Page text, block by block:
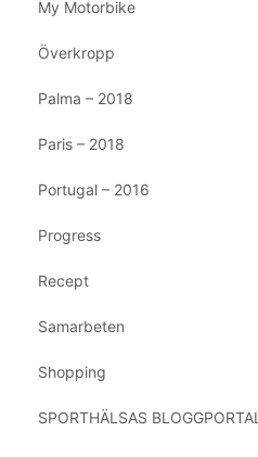
My Motorbike
Överkropp
Palma – 2018
Paris – 2018
Portugal – 2016
Progress
Recept
Samarbeten
Shopping
SPORTHÄLSAS BLOGGPORTAL